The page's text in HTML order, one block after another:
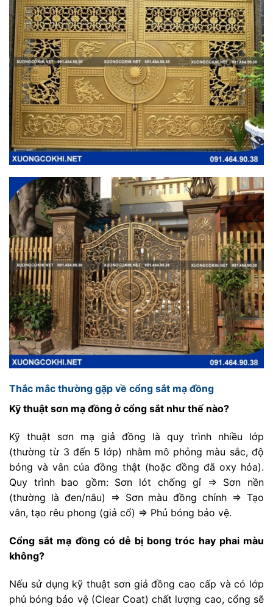
Thắc mắc thường gặp về cổng sắt mạ đồng
Kỹ thuật sơn mạ đồng ở cổng sắt như thế nào?
Kỹ thuật sơn mạ giả đồng là quy trình nhiều lớp
(thường từ 3 đến 5 lớp) nhằm mô phỏng màu sắc, độ
bóng và vân của đồng thật (hoặc đồng đã oxy hóa).
Quy trình bao gồm: Sơn lót chống gỉ
=> Sơn nền
(thường là đen/nâu)
=> Sơn màu đồng chính => Tạo
vân, tạo rêu phong (giả cổ) => Phủ bóng bảo vệ.
Cổng sắt mạ đồng có dễ bị bong tróc hay phai màu
không?
Nếu sử dụng kỹ thuật sơn giả đồng cao cấp và có lớp
phủ bóng bảo vệ (Clear Coat) chất lượng cao, cổng sẽ